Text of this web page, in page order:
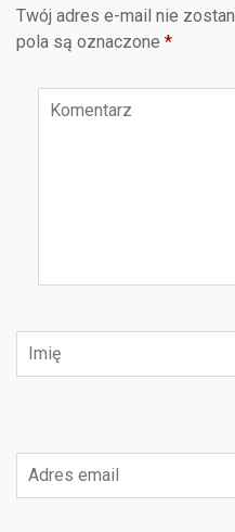
Twój adres e-mail nie
pola są oznaczone *